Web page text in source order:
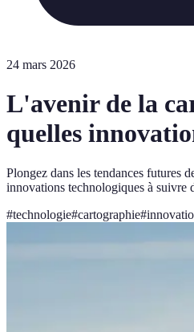
24 mars 2026
L'avenir de la
quelles
Plongez dans les tendances futures
innovations technologiques à suivre
#technologie#cartographie#